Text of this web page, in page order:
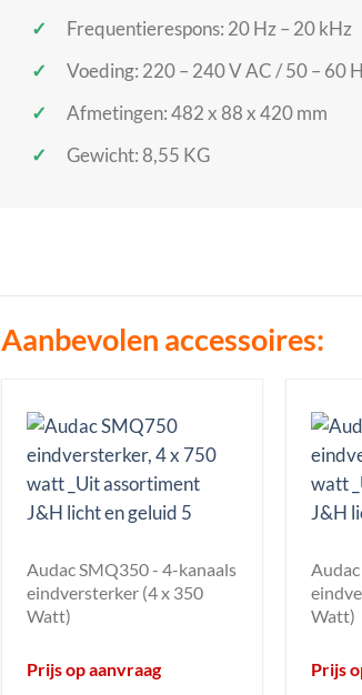
Frequentierespons: 20 Hz – 20 kHz
Voeding: 220 – 240 V AC / 50 – 60
Afmetingen: 482 x 88 x 420 mm
Gewicht: 8,55 KG
Aanbevolen accessoires:
Audac SMQ350 - 4-kanaals
eindversterker (4 x 350
Watt)
Prijs op aanvraag
Watt)
Prijs